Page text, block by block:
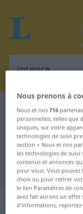
Dictionnaire
Traduction
"intence"
"intence" -
Nous prenons à
Nous et nos716
personnelles, telles que
uniques, sur votre
technologies de suivi
section « Nous et nos
les technologies de suivi
contenus et annonces
pour vous. Vous
choix ou pour retirer
le lien Paramètres de
avez fait aurons un effet
d’informations,